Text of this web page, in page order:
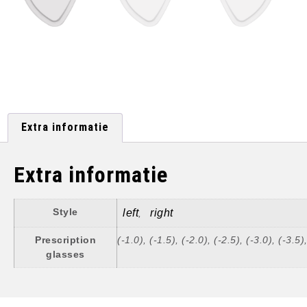
Extra informatie
Extra informatie
Style left, right
Prescription
glasses
(-1.0), (-1.5), (-2.0), (-2.5), (-3.0), (-